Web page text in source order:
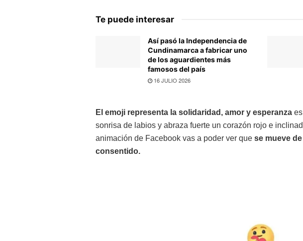
Te puede interesar
Así pasó la Independencia de
Cundinamarca a fabricar uno
de los aguardientes más
famosos del país
16 JULIO 2026
El emoji representa la solidaridad, amor y esperanza
sonrisa de labios y abraza fuerte un corazón rojo e
animación de Facebook vas a poder ver que se mueve
consentido.